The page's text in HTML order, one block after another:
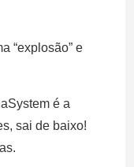
“explosão” e
é a
sai de baixo!